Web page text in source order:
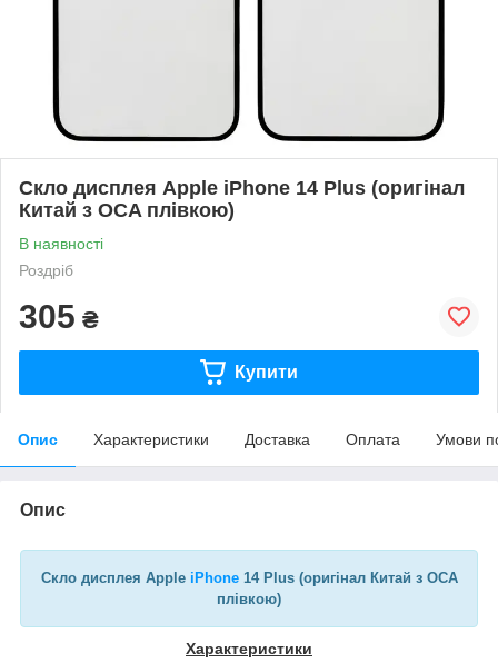
Скло дисплея Apple iPhone 14 Plus (оригінал
Китай з OCA плівкою)
В наявності
Роздріб
305 ₴
Купити
Опис Характеристики Доставка Оплата Умови
Опис
Скло дисплея Apple iPhone14 Plus (оригінал Китай з OCA
плівкою)
Характеристики